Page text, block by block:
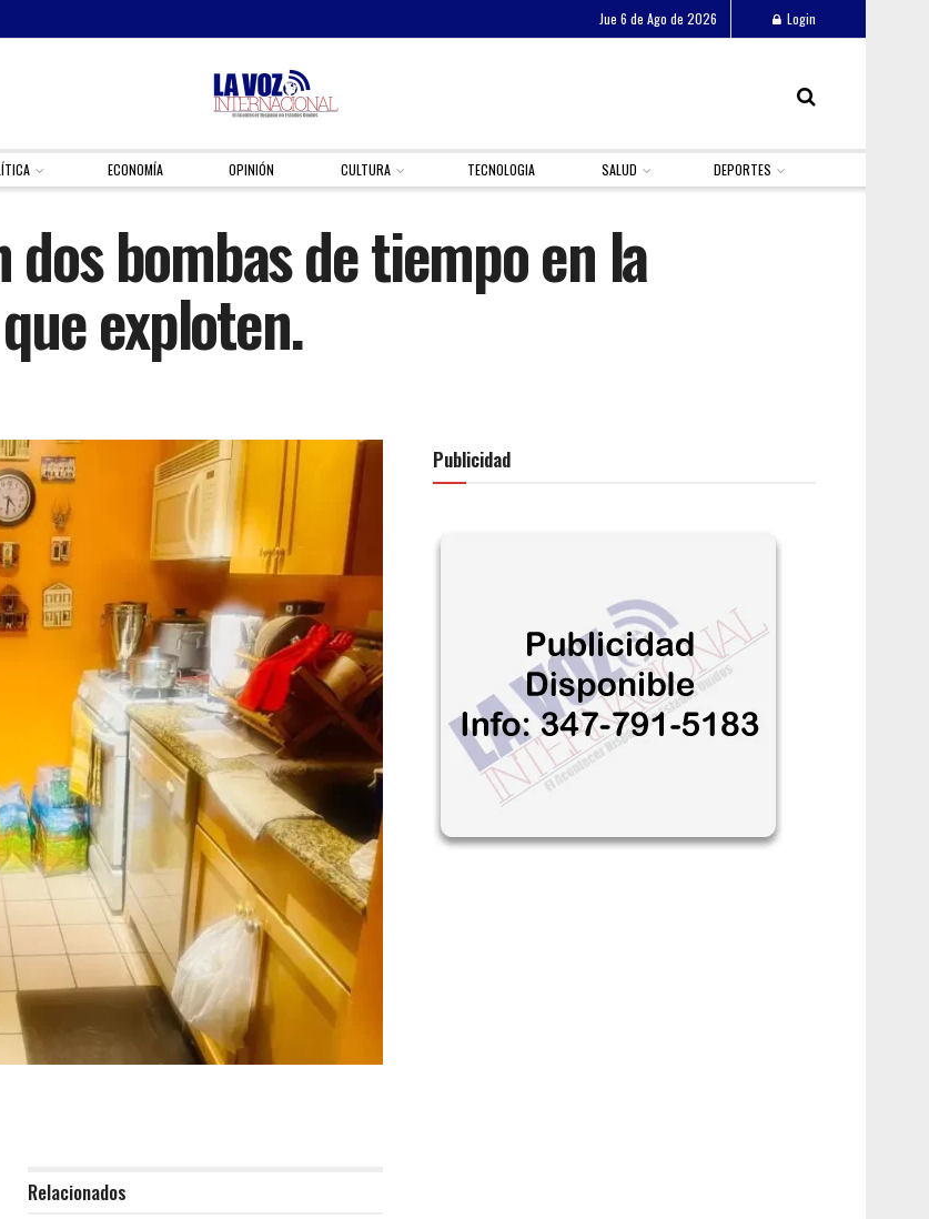
Jue 6 de Ago de 2026 Login
ECONOMÍA OPINIÓN CULTURA TECNOLOGIA SALUD DEPORTES
dos bombas de tiempo en la
exploten.
Relacionados
Publicidad